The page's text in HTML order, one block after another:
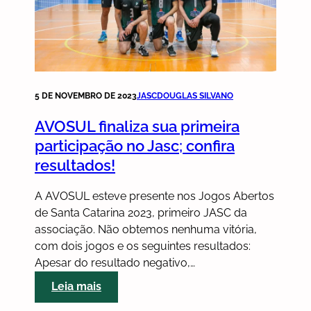
confira
resultados!
5 DE NOVEMBRO DE 2023JASCDOUGLAS SILVANO
AVOSUL finaliza sua primeira
participação no Jasc; confira
resultados!
A AVOSUL esteve presente nos Jogos Abertos
de Santa Catarina 2023, primeiro JASC da
associação. Não obtemos nenhuma vitória,
com dois jogos e os seguintes resultados:
Apesar do resultado negativo,…
Leia mais:
AVOSUL